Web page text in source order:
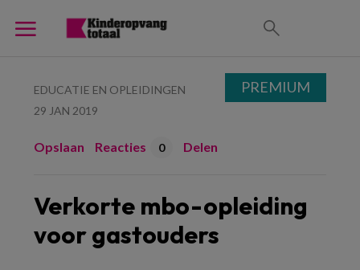
EDUCATIE EN OPLEIDINGEN
29 JAN 2019
Opslaan Reacties 0 Delen
Verkorte mbo-opleiding
voor gastouders
PREMIUM